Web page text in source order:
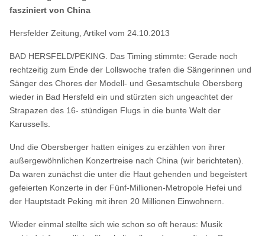
fasziniert von China
Hersfelder Zeitung, Artikel vom 24.10.2013
BAD HERSFELD/PEKING. Das Timing stimmte: Gerade noch
rechtzeitig zum Ende der Lollswoche trafen die Sängerinnen und
Sänger des Chores der Modell- und Gesamtschule Obersberg
wieder in Bad Hersfeld ein und stürzten sich ungeachtet der
Strapazen des 16- stündigen Flugs in die bunte Welt der
Karussells.
Und die Obersberger hatten einiges zu erzählen von ihrer
außergewöhnlichen Konzertreise nach China (wir berichteten).
Da waren zunächst die unter die Haut gehenden und begeistert
gefeierten Konzerte in der Fünf-Millionen-Metropole Hefei und
der Hauptstadt Peking mit ihren 20 Millionen Einwohnern.
Wieder einmal stellte sich wie schon so oft heraus: Musik